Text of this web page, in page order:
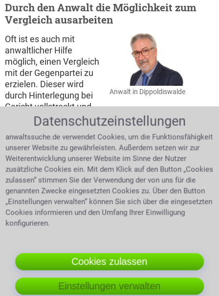
Durch den Anwalt die Möglichkeit zum
Vergleich ausarbeiten
Anwalt in Dippoldiswalde
Oft ist es auch mit
anwaltlicher Hilfe
möglich, einen Vergleich
mit der Gegenpartei zu
erzielen. Dieser wird
durch Hinterlegung bei
Gericht vollstreckt und
ist rechtsgültig. Das Entfallen von Gerichtskosten ist
eine erhebliche finanzielle Entlastung.Überdies:
gibt Sicherheit jemanden an seiner Seite zu wissen,
der sich mit der Materie bestens auskennt und sich
für einen einsetzt.Natürlich gibt es auch Situationen,
in denen es keines Anwalts oder Fachanwalts bedarf.
Wenn der Gegner insolvent ist
Mandantin und Anwältin im
Gespräch
Ist die Gegenpartei
auf den Prozess- und
den Anwaltskosten
sitzen. Ob ein Schuldner
bereits für erfolglose
Datenschutzeinstellungen
anwaltssuche.de verwendet Cookies, um die Funktionsfähigkeit
unserer Website zu gewährleisten. Außerdem setzen wir zur
Weiterentwicklung unserer Website im Sinne der Nutzer
zusätzliche Cookies ein. Mit dem Klick auf den Button „Cookies
zulassen“ stimmen Sie der Verwendung der von uns für die
genannten Zwecke eingesetzten Cookies zu. Über den Button
„Einstellungen verwalten“ können Sie sich über die eingesetzten
Cookies informieren und den Umfang Ihrer Einwilligung
konfigurieren.
Cookies zulassen
Einstellungen verwalten